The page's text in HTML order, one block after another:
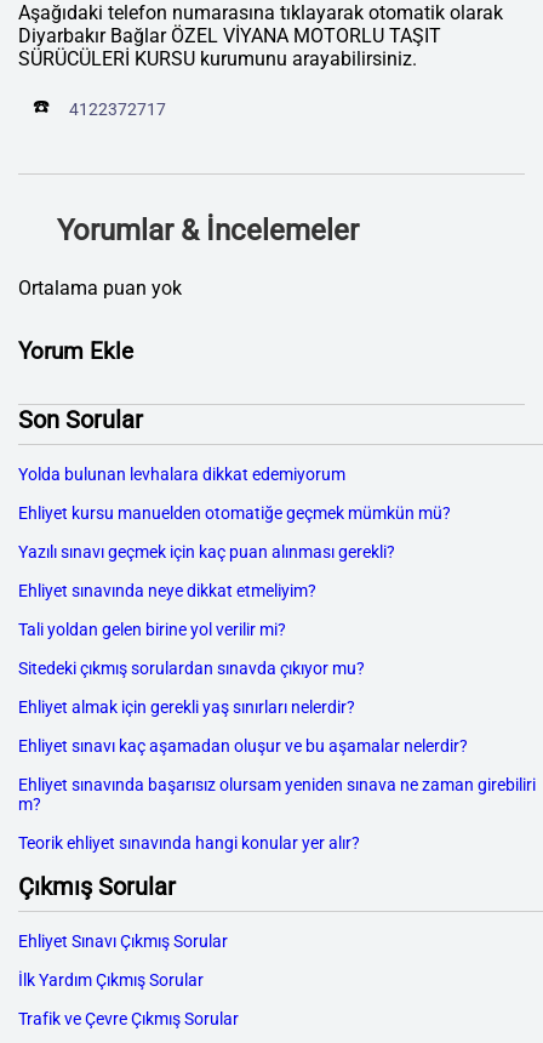
Aşağıdaki telefon numarasına tıklayarak otomatik olarak
Diyarbakır Bağlar ÖZEL VİYANA MOTORLU TAŞIT
SÜRÜCÜLERİ KURSU kurumunu arayabilirsiniz.
☎️ 4122372717
Yorumlar & İncelemeler
Ortalama puan yok
Yorum Ekle
Son Sorular
Yolda bulunan levhalara dikkat edemiyorum
Ehliyet kursu manuelden otomatiğe geçmek mümkün mü?
Yazılı sınavı geçmek için kaç puan alınması gerekli?
Ehliyet sınavında neye dikkat etmeliyim?
Tali yoldan gelen birine yol verilir mi?
Sitedeki çıkmış sorulardan sınavda çıkıyor mu?
Ehliyet almak için gerekli yaş sınırları nelerdir?
Ehliyet sınavı kaç aşamadan oluşur ve bu aşamalar nelerdir?
Ehliyet sınavında başarısız olursam yeniden sınava ne zaman girebiliri
m?
Teorik ehliyet sınavında hangi konular yer alır?
Çıkmış Sorular
Ehliyet Sınavı Çıkmış Sorular
İlk Yardım Çıkmış Sorular
Trafik ve Çevre Çıkmış Sorular